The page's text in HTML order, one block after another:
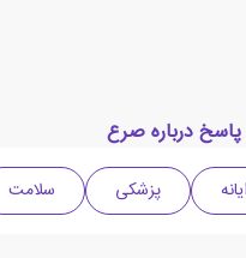
پزشکی سلامت